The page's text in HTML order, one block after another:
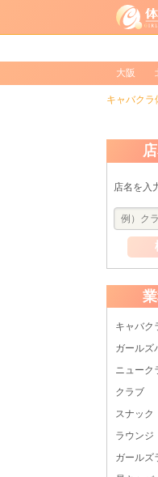
大阪
キャバクラ
店名を入
キャバク
ガールズ
ニューク
クラブ
スナック
ラウンジ
ガールズ